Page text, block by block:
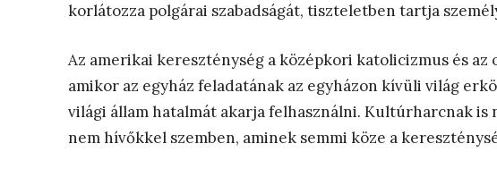
korlátozza polgárai szabadságát, tiszteletben tartja
Az amerikai kereszténység a középkori katolicizmus és
amikor az egyház feladatának az egyházon kívüli világ
világi állam hatalmát akarja felhasználni. Kultúrharcnak is
nem hívőkkel szemben, aminek semmi köze a